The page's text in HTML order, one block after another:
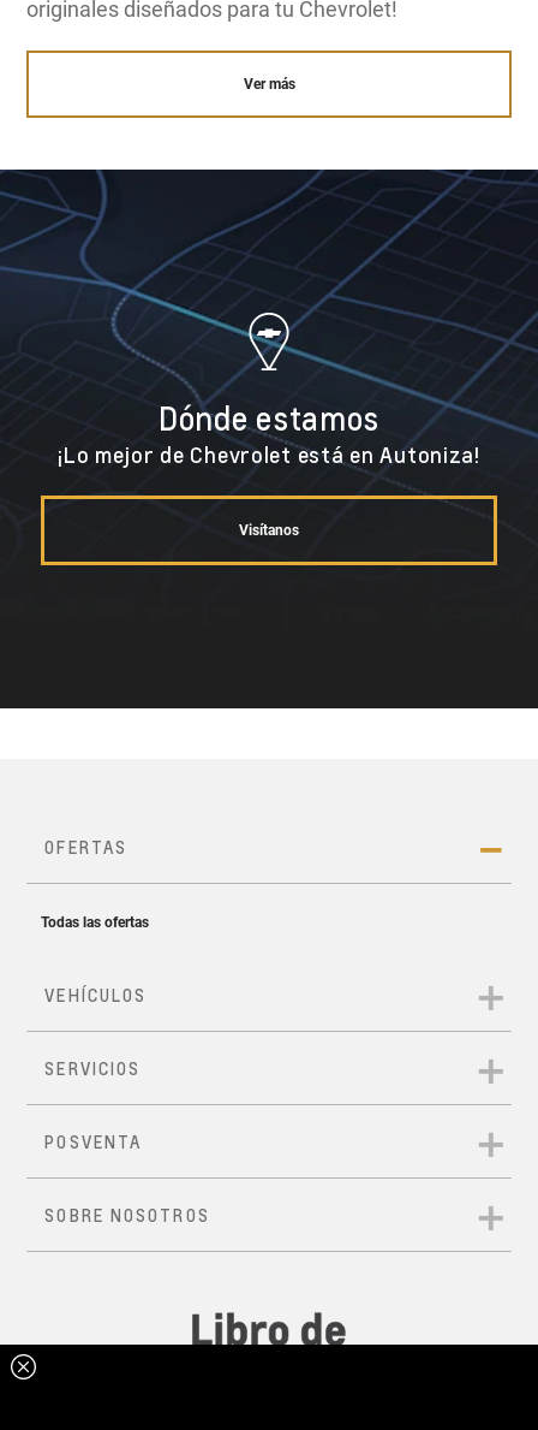
originales diseñados para tu Chevrolet!
Ver más
Dónde estamos
¡Lo mejor de Chevrolet está en Autoniza!
Visítanos